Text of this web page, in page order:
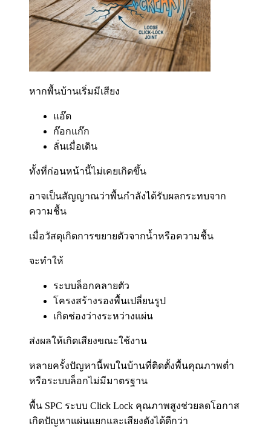
หากพื้นบ้านเริ่มมีเสียง
แอ๊ด
ก๊อกแก๊ก
ลั่นเมื่อเดิน
ทั้งที่ก่อนหน้านี้ไม่เคยเกิดขึ้น
อาจเป็นสัญญาณว่าพื้นกำลังได้รับผลกระทบจาก
ความชื้น
เมื่อวัสดุเกิดการขยายตัวจากน้ำหรือความชื้น
จะทำให้
ระบบล็อกคลายตัว
โครงสร้างรองพื้นเปลี่ยนรูป
เกิดช่องว่างระหว่างแผ่น
ส่งผลให้เกิดเสียงขณะใช้งาน
หลายครั้งปัญหานี้พบในบ้านที่ติดตั้งพื้นคุณภาพต่ำ
หรือระบบล็อกไม่มีมาตรฐาน
พื้น SPC ระบบ Click Lock คุณภาพสูงช่วยลดโอกาส
เกิดปัญหาแผ่นแยกและเสียงดังได้ดีกว่า